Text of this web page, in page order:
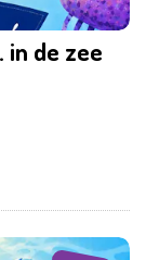
in de zee